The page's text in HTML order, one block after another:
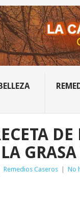
Remedios Caseros | No